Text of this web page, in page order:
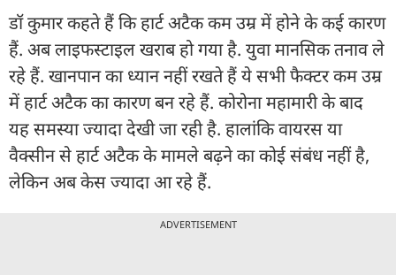
डॉ कुमार कहते हैं कि हार्ट अटैक कम उम्र में होने के कई कारण
हैं. अब लाइफस्टाइल खराब हो गया है. युवा मानसिक तनाव ले
रहे हैं. खानपान का ध्यान नहीं रखते हैं ये सभी फैक्टर कम उम्र
में हार्ट अटैक का कारण बन रहे हैं. कोरोना महामारी के बाद
यह समस्या ज्यादा देखी जा रही है. हालांकि वायरस या
वैक्सीन से हार्ट अटैक के मामले बढ़ने का कोई संबंध नहीं है,
लेकिन अब केस ज्यादा आ रहे हैं.
ADVERTISEMENT